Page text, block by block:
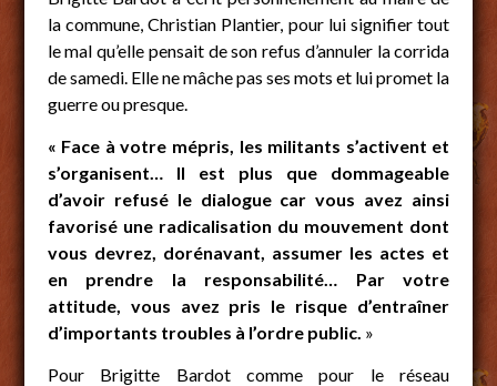
la commune, Christian Plantier, pour lui signifier tout
le mal qu’elle pensait de son refus d’annuler la corrida
de samedi. Elle ne mâche pas ses mots et lui promet la
guerre ou presque.
« Face à votre mépris, les militants s’activent et
s’organisent… Il est plus que dommageable
d’avoir refusé le dialogue car vous avez ainsi
favorisé une radicalisation du mouvement dont
vous devrez, dorénavant, assumer les actes et
en prendre la responsabilité… Par votre
attitude, vous avez pris le risque d’entraîner
d’importants troubles à l’ordre public. »
Pour Brigitte Bardot comme pour le réseau